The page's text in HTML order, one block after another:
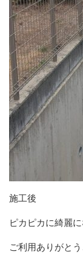
施工後
ピカピカに綺麗
ご利用ありがと